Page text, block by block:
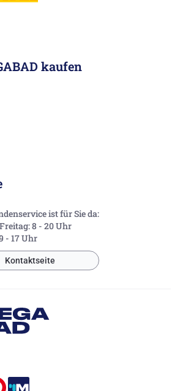
kaufen
ist für Sie da:
8 - 20 Uhr
- 17 Uhr
Kontaktseite